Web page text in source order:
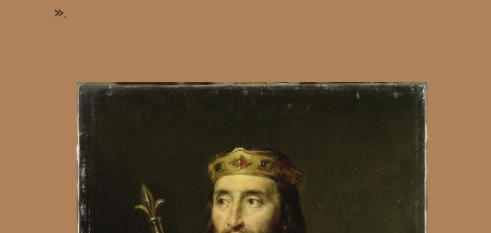
».